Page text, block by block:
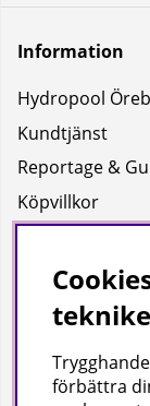
Information
Hydropool
Kundtjänst
Reportage &
Köpvillkor
Uppgifter för
Om oss
förbättra